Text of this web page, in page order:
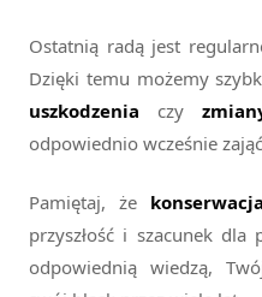
Ostatnią radą jest
Dzięki temu możemy
uszkodzenia czy
odpowiednio wcześnie
Pamiętaj, że
przyszłość i szacunek
odpowiednią wiedzą,